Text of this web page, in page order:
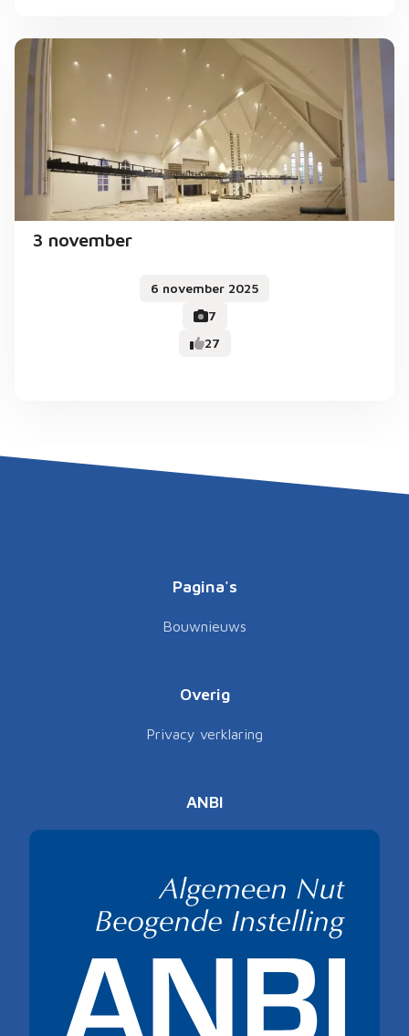
3 november
6 november 2025
7
27
Pagina's
Bouwnieuws
Overig
Privacy verklaring
ANBI